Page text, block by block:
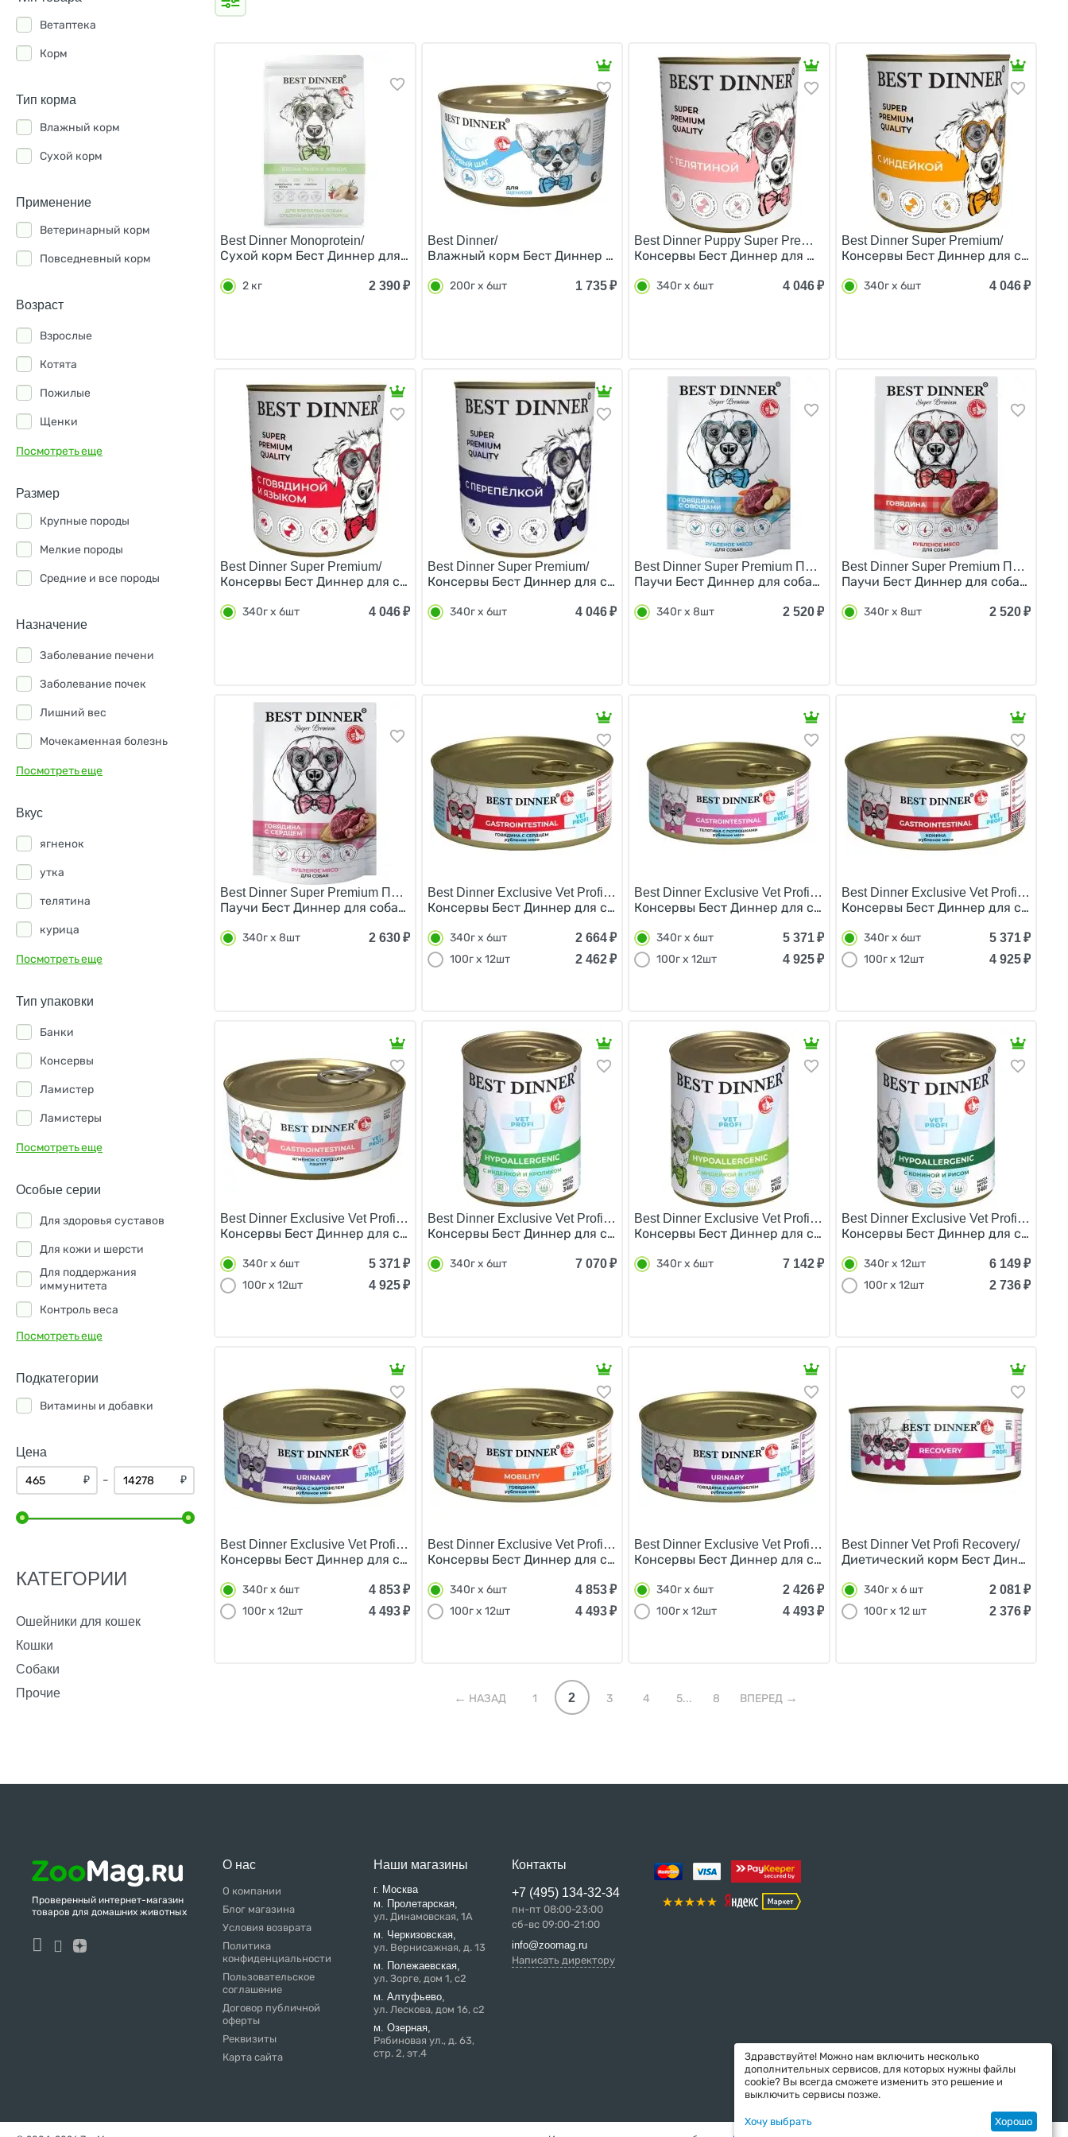
Ветаптека
Корм
Тип корма
Влажный корм
Сухой корм
Применение
Ветеринарный корм
Повседневный корм
Возраст
Взрослые
Котята
Пожилые
Щенки
Посмотреть еще
Размер
Крупные породы
Мелкие породы
Средние и все породы
Назначение
Заболевание печени
Заболевание почек
Лишний вес
Мочекаменная болезнь
Нарушение ЖКТ
Хроническая почечная
Посмотреть еще
Вкус
ягненок
утка
телятина
курица
кролик
индейка
кальмар
картофель
клюква
креветки
орегано
рис
сливки
томаты
тунец
тыква
Посмотреть еще
Тип упаковки
Банки
Консервы
Ламистер
Ламистеры
Паучи
Посмотреть еще
Особые серии
Для здоровья суставов
Для кожи и шерсти
Для поддержания
иммунитета
Контроль веса
Стерилизованные
Посмотреть еще
Подкатегории
Витамины и добавки
Цена
₽ – ₽
КАТЕГОРИИ
Ошейники для кошек
Кошки
Собаки
Прочие
Best Dinner Monoprotein/
Сухой корм Бест Диннер для собак средних и крупных пород Белая Рыба с Киноа 2 кг
2 кг 2 390 ₽
Best Dinner/
Влажный корм Бест Диннер для щенков, беременных и кормящих собак (цена за упаковку) 200г х 6шт
200г х 6шт 1 735₽
Best Dinner Puppy Super Premium/
Консервы Бест Диннер для Щенков и Юниоров Мясные деликатесы с
340г х 6шт 4 046 ₽
Best Dinner Super Premium/
Консервы Бест Диннер для собак
340г х 6шт 4 046₽
Best Dinner Super Premium/
Консервы Бест Диннер для собак Мясные деликатесы с Говядиной и языком (цена за упаковку) 340г х 6шт
340г х 6шт 4 046 ₽
Best Dinner Super Premium/
Консервы Бест Диннер для собак Мясные деликатесы с Перепелкой (цена за упаковку) 340г х 6шт
340г х 6шт 4 046₽
Best Dinner Super Premium Пауч/
Паучи Бест Диннер для собак всех возрастов Говядина с овощами
340г х 8шт 2 520 ₽
Best Dinner Super Premium Пауч/
Паучи Бест Диннер для собак всех
340г х 8шт 2 520₽
Best Dinner Super Premium Пауч/
Паучи Бест Диннер для собак всех возрастов Говядина с сердцем (цена за упаковку) 340г х 8шт
340г х 8шт 2 630 ₽
Best Dinner Exclusive Vet Profi Gastro Intestinal/
Консервы Бест Диннер для собак Говядина с сердцем (цена за упаковку) 340г х 6шт
340г х 6шт 2 664₽
100г х 12шт
2 462₽
Best Dinner Exclusive Vet Profi Gastro Intestinal/
Консервы Бест Диннер для собак Телятина с потрошками Паштет
340г х 6шт 5 371 ₽
100г х 12шт
4 925 ₽
Best Dinner Exclusive Vet Profi Gastro
Консервы Бест Диннер для собак
340г х 6шт 5 371₽
100г х 12шт
4 925₽
Best Dinner Exclusive Vet Profi Gastro Intestinal/
Консервы Бест Диннер для собак Ягненок с сердцем (цена за упаковку) 340г х 6шт
340г х 6шт 5 371 ₽
100г х 12шт
4 925 ₽
Best Dinner Exclusive Vet Profi Hypoallergenic/
Консервы Бест Диннер для собак с Индейкой и кроликом (цена за упаковку) 340г х 6шт
340г х 6шт 7 070₽
Best Dinner Exclusive Vet Profi Hypoallergenic/
Консервы Бест Диннер для собак с Индейкой и уткой (цена за
340г х 6шт 7 142 ₽
Best Dinner Exclusive Vet Profi
Консервы Бест Диннер для собак с
340г х 12шт 6 149₽
100г х 12шт
2 736₽
Best Dinner Exclusive Vet Profi Urinary/
Консервы Бест Диннер для собак Индейка картофель (цена за упаковку) 340г х 6шт
340г х 6шт 4 853 ₽
100г х 12шт
4 493 ₽
Best Dinner Exclusive Vet Profi Mobility/
Консервы Бест Диннер для собак Говядина (цена за упаковку) 340г х 6шт
340г х 6шт 4 853₽
100г х 12шт
4 493₽
Best Dinner Exclusive Vet Profi Urinary/
Консервы Бест Диннер для собак Говядина картофель (цена за
340г х 6шт 2 426 ₽
100г х 12шт
4 493 ₽
Best Dinner Vet Profi Recovery/
Диетический корм Бест Диннер
340г х 6 шт 2 081₽
100г х 12 шт
2 376₽
НАЗАД 1 2 3 4 5... 8 ВПЕРЕД
Проверенный интернет-магазин
товаров для домашних животных
О нас
О компании
Блог магазина
Условия возврата
Политика
конфиденциальности
Пользовательское
соглашение
Договор публичной
оферты
Реквизиты
Карта сайта
Наши магазины
г. Москва
м. Пролетарская,
ул. Динамовская, 1А
м. Черкизовская,
ул. Вернисажная, д. 13
м. Полежаевская,
ул. Зорге, дом 1, с2
м. Алтуфьево,
ул. Лескова, дом 16, с2
м. Озерная,
Рябиновая ул., д. 63,
стр. 2, эт.4
Контакты
+7 (495) 134-32-34
пн-пт 08:00-23:00
сб-вс 09:00-21:00
info@zoomag.ru
Написать директору
Здравствуйте! Можно нам включить несколько
дополнительных сервисов, для которых нужны файлы
cookie? Вы всегда сможете изменить это решение и
выключить сервисы позже.
Хочу выбрать Хорошо